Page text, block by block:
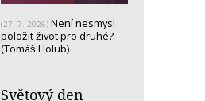
(27. 7. 2026) Není nesmysl
položit život pro druhé?
(Tomáš Holub)
Světový den